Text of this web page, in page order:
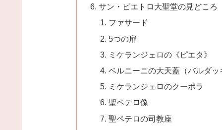
サン・ピエトロ大聖堂の見どころ
ファサード
5つの扉
ミケランジェロの《ピエタ》
ベルニーニの大天蓋（バルダッ
ミケランジェロのクーポラ
聖ペテロ像
聖ペテロの司教座